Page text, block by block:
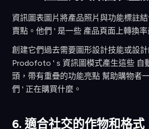
資訊圖表圖片將產品照片與功能標註
賣點。他們 ' 是一些 產品頁面上轉換
創建它們過去需要圖形設計技能或設計
Prodofoto ' s 資訊圖模式產生這些 自
頭，帶有重疊的功能亮點 幫助購物者
們 ' 正在購買什麼。
6. 適合社交的作物和格式